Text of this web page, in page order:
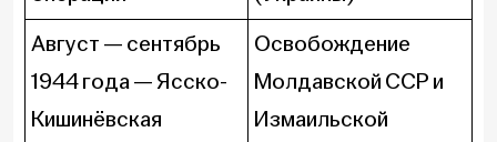
Август — сентябрь
1944 года — Ясско-
Кишинёвская
Освобождение
Молдавской ССР и
Измаильской